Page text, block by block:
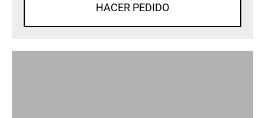
HACER PEDIDO